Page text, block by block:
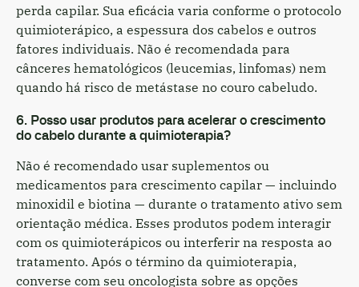
perda capilar. Sua eficácia varia conforme o protocolo
quimioterápico, a espessura dos cabelos e outros
fatores individuais. Não é recomendada para
cânceres hematológicos (leucemias, linfomas) nem
quando há risco de metástase no couro cabeludo.
6. Posso usar produtos para acelerar o crescimento
do cabelo durante a quimioterapia?
Não é recomendado usar suplementos ou
medicamentos para crescimento capilar — incluindo
minoxidil e biotina — durante o tratamento ativo sem
orientação médica. Esses produtos podem interagir
com os quimioterápicos ou interferir na resposta ao
tratamento. Após o término da quimioterapia,
converse com seu oncologista sobre as opções